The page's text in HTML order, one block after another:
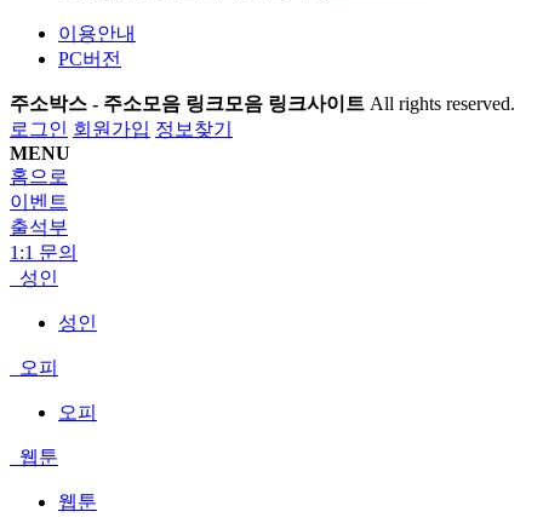
이용안내
PC버전
주소박스 - 주소모음 링크모음 링크사이트 All rights reserved.
로그인 회원가입 정보찾기
MENU
홈으로
이벤트
출석부
1:1 문의
성인
성인
오피
오피
웹툰
웹툰